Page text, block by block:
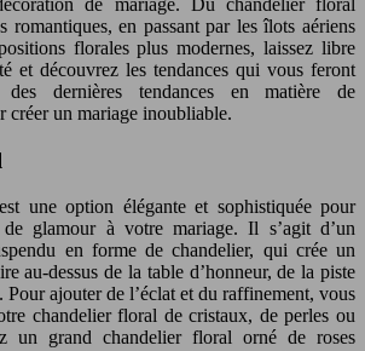
romantiques, en passant par les îlots aériens
florales plus modernes, laissez libre
et découvrez les tendances qui vous feront
des dernières tendances en matière de
créer un mariage inoubliable.
une option élégante et sophistiquée pour
glamour à votre mariage. Il s’agit d’un
en forme de chandelier, qui crée un
au-dessus de la table d’honneur, de la piste
Pour ajouter de l’éclat et du raffinement, vous
chandelier floral de cristaux, de perles ou
un grand chandelier floral orné de roses